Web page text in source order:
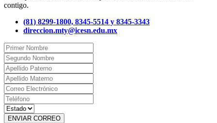
contigo.
(81) 8299-1800, 8345-5514 y 8345-3343
direccion.mty@icesn.edu.mx
ENVIAR CORREO